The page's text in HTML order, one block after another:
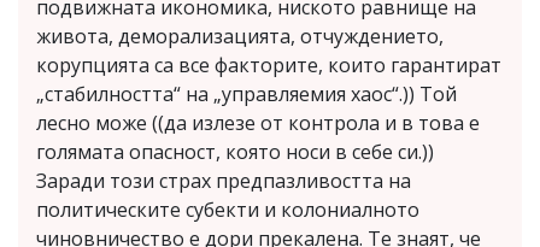
подвижната икономика, ниското равнище на
живота, деморализацията, отчуждението,
корупцията са все факторите, които гарантират
„стабилността“ на „управляемия хаос“.)) Той
лесно може ((да излезе от контрола и в това е
голямата опасност, която носи в себе си.))
Заради този страх предпазливостта на
политическите субекти и колониалното
чиновничество е дори прекалена. Те знаят, че